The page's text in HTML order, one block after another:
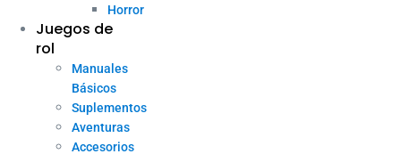
Horror
Juegos de
rol
Manuales
Básicos
Suplementos
Aventuras
Accesorios